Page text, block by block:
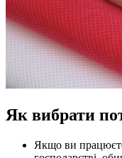
Як вибрати
Якщо ви